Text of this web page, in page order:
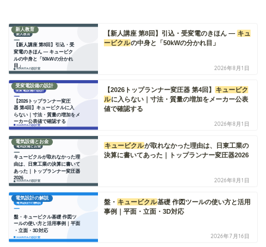
新人教育
【新人講座 第8回】引込・受変電のきほん ― キュ
ービクルの中身と「50kWの分かれ目」
2026年8月1日
受変電設備の設計
【2026トップランナー変圧器 第4回】
キュービク
ルに入らない｜寸法・質量の増加をメーカー公表
値で確認する
2026年8月1日
電気設備とお金
キュービクルが取れなかった理由は、日東工業の
決算に書いてあった｜トップランナー変圧器2026
2026年8月1日
電気設計の解説
盤・ キュービクル基礎 作図ツールの使い方と活用
事例｜平面・立面・3D対応
2026年7月16日